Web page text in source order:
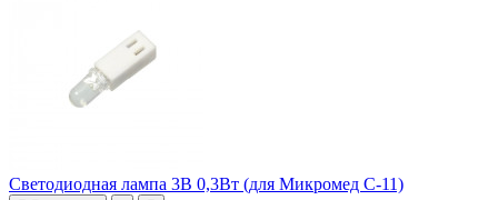
Светодиодная лампа 3В 0,3Вт (для Микромед С-11)